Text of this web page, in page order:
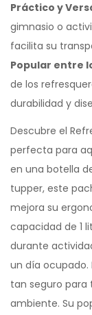
Práctico y
gimnasio o
facilita su
Popular entre
de los
durabilidad y
Descubre el
perfecta para
en una botella
tupper, este
mejora su
capacidad de 1
durante
un día ocupado.
tan seguro para
ambiente. Su